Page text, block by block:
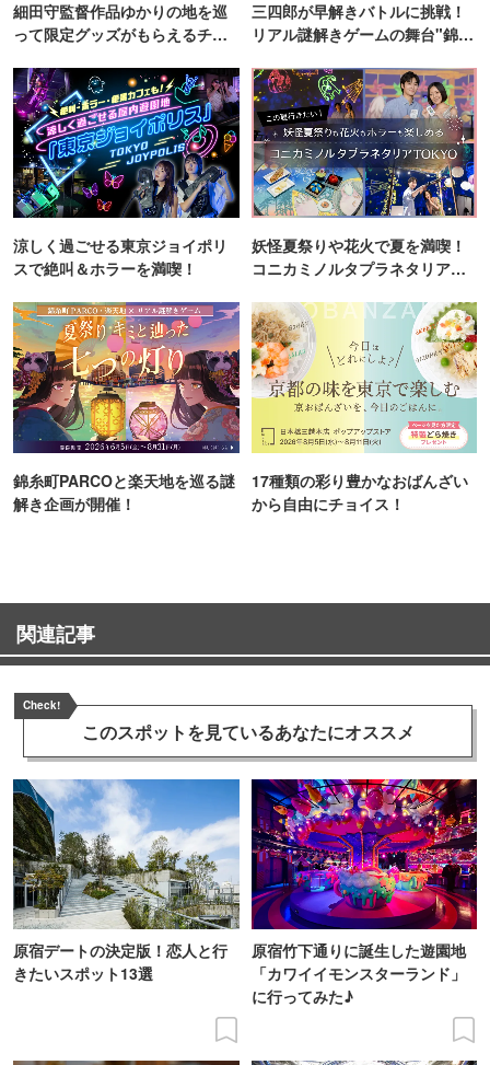
細田守監督作品ゆかりの地を巡
って限定グッズがもらえるチャ
三四郎が早解きバトルに挑戦！
リアル謎解きゲームの舞台"錦糸
涼しく過ごせる東京ジョイポリ
スで絶叫＆ホラーを満喫！
妖怪夏祭りや花火で夏を満喫！
コニカミノルタプラネタリア
錦糸町PARCOと楽天地を巡る謎
解き企画が開催！
17種類の彩り豊かなおばんざい
から自由にチョイス！
関連記事
Check!
このスポットを見ているあなたにオススメ
原宿デートの決定版！恋人と行
きたいスポット13選
原宿竹下通りに誕生した遊園地
「カワイイモンスターランド」
に行ってみた♪